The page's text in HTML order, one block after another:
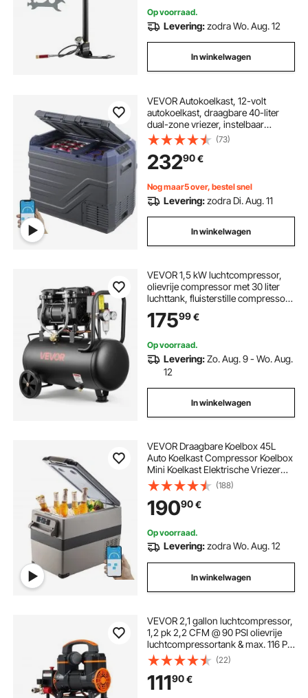
Op voorraad.
Levering:zodra Wo. Aug. 12
In winkelwagen
VEVOR Autokoelkast, 12-volt
autokoelkast, draagbare 40-liter
dual-zone vriezer, instelbaar
temperatuurbereik van -20°C tot
20°C, 12/24V DC en 100-240V AC,
compressor koeler voor
buitengebruik, kamperen, camper
(73)
23290€
Nog maar5 over, bestel snel
Levering:zodra Di. Aug. 11
In winkelwagen
VEVOR 1,5 kW luchtcompressor,
olievrije compressor met 30 liter
luchttank, fluisterstille compressor
met een capaciteit van 126 l/min bij
6,2 bar en max. 8 bar, draagbare
handvat voor werkplaats en doe-
het-zelf.
17599€
Op voorraad.
Levering:Zo. Aug. 9 - Wo. Aug.
12
In winkelwagen
VEVOR Draagbare Koelbox 45L
Auto Koelkast Compressor Koelbox
Mini Koelkast Elektrische Vriezer
voor Auto Camping Vrachtwagen
Boot
(188)
19090€
Op voorraad.
Levering:zodra Wo. Aug. 12
In winkelwagen
VEVOR 2,1 gallon luchtcompressor,
1,2 pk 2,2 CFM @ 90 PSI olievrije
luchtcompressortank & max. 116 PSI
druk, 70 dB ultra-stille compressor
voor autoreparatie, banden
oppompen, spuitverven, spijkeren
van houtwerk
(22)
11190€